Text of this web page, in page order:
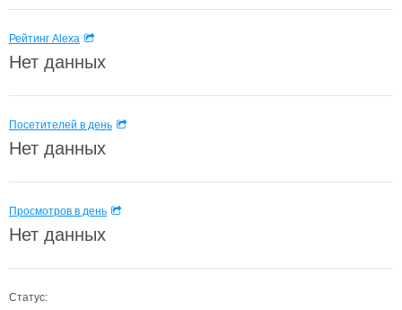
Рейтинг Alexa
Нет данных
Посетителей в день
Нет данных
Просмотров в день
Нет данных
Статус: